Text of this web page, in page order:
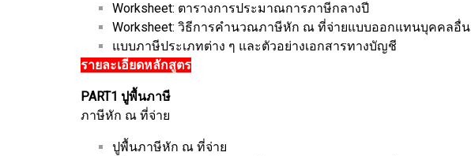
Worksheet: ตารางการประมาณการภาษีกลางปี
Worksheet: วิธีการคำนวณภาษีหัก ณ ที่จ่ายแบบออกแทนบุคคลอื่น
แบบภาษีประเภทต่าง ๆ และตัวอย่างเอกสารทางบัญชี
รายละเอียดหลักสูตร
PART1 ปูพื้นภาษี
ภาษีหัก ณ ที่จ่าย
ปูพื้นภาษีหัก ณ ที่จ่าย